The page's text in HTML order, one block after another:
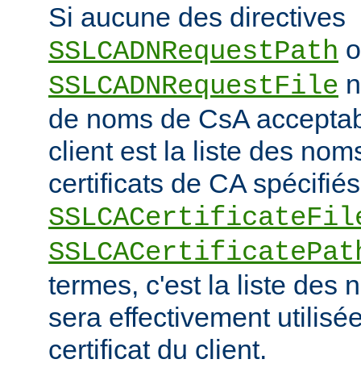
Si aucune des directives
SSLCADNRequestPath
SSLCADNRequestFile
de noms de CsA
client est la liste des
certificats de CA
termes, c'est la liste des
sera effectivement
certificat du client.